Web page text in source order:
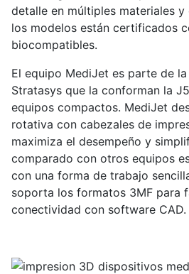
detalle en múltiples materiales
los modelos están certificados
biocompatibles.
El equipo MediJet es parte de
Stratasys que la conforman la
equipos compactos. MediJet
rotativa con cabezales de
maximiza el desempeño y
comparado con otros equipos
con una forma de trabajo
soporta los formatos 3MF para
conectividad con software CAD.